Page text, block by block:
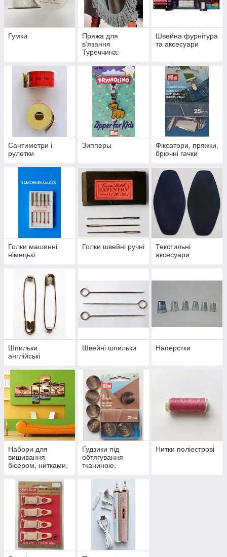
Гумки
Пряжа для
в'язання
Туреччина:
Natura, Nazlı Gelin,
Bonito, Madame
Tricote, Nako
Швейна фурнітура
та аксесуари
Сантиметри і
рулетки
Зипперы
Фіксатори, пряжки,
брючні гачки
Голки машинні
німецькі
Голки швейні ручні
Текстильні
аксесуари
Шпильки
англійські
Швейні шпильки Наперстки
Набори для
вишивання
бісером, нитками,
Ґудзики під
обтягування
тканиною,
одягу, дитячі та
білизняні
Нитки поліестрові